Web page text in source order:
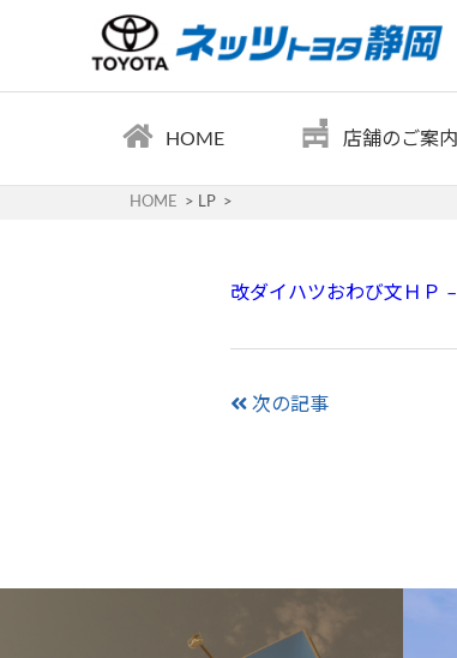
HOME 店舗のご案内
HOME LP
改ダイハツおわび文ＨＰ –
次の記事